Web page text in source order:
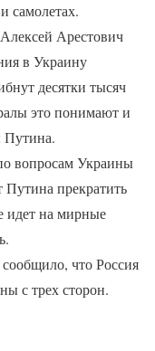
самолетах.
Арестович
в Украину
десятки тысяч
это понимают и
Путина.
вопросам Украины
Путина прекратить
идет на мирные
что Россия
с трех сторон.